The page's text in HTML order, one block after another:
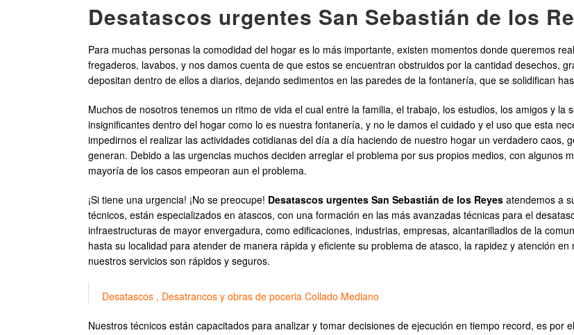
Desatascos urgentes San Sebastián de los
Para muchas personas la comodidad del hogar es lo más importante, existen momentos donde queremos
fregaderos, lavabos, y nos damos cuenta de que estos se encuentran obstruidos por la cantidad desechos,
depositan dentro de ellos a diarios, dejando sedimentos en las paredes de la fontanería, que se solidifican
Muchos de nosotros tenemos un ritmo de vida el cual entre la familia, el trabajo, los estudios, los amigos y
insignificantes dentro del hogar como lo es nuestra fontanería, y no le damos el cuidado y el uso que esta
impedirnos el realizar las actividades cotidianas del día a día haciendo de nuestro hogar un verdadero caos,
generan. Debido a las urgencias muchos deciden arreglar el problema por sus propios medios, con algunos
mayoría de los casos empeoran aun el problema.
¡Si tiene una urgencia! ¡No se preocupe! Desatascos urgentes San Sebastián de los Reyes atendemos a
técnicos, están especializados en atascos, con una formación en las más avanzadas técnicas para el
infraestructuras de mayor envergadura, como edificaciones, industrias, empresas, alcantarilladlos de la
hasta su localidad para atender de manera rápida y eficiente su problema de atasco, la rapidez y atención
nuestros servicios son rápidos y seguros.
Desatascos , Desatrancos y obras de poceria Collado Mediano
Nuestros técnicos están capacitados para analizar y tomar decisiones de ejecución en tiempo record, es por